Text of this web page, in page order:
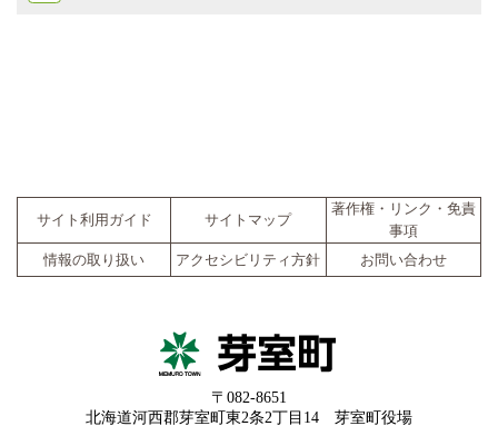
サイト利用ガイド サイトマップ
著作権・リンク・免責
事項
情報の取り扱い
アクセシビリティ方針 お問い合わせ
〒082-8651
北海道河西郡芽室町東2条2丁目14 芽室町役場